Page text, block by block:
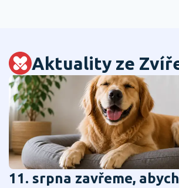
Aktuality ze
11. srpna zavřeme,